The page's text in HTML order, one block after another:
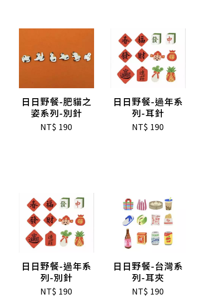
日日野餐-肥貓之
姿系列-別針
NT$ 190
日日野餐-過年系
列-耳針
NT$ 190
日日野餐-過年系
列-別針
NT$ 190
日日野餐-台灣系
列-耳夾
NT$ 190